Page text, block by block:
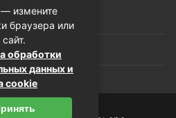
— измените
браузера или
обработки
данных и
cookie